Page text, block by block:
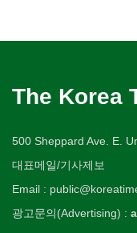
The Korea
500 Sheppard Ave. E.
대표메일/기사제보
Email :
광고문의(Advertising) :